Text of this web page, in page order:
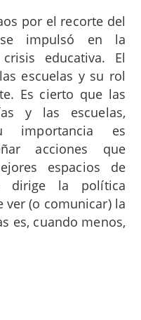
por el recorte del
impulsó en la
educativa. El
escuelas y su rol
Es cierto que las
y las escuelas,
importancia es
acciones que
espacios de
dirige la política
ver (o comunicar) la
es, cuando menos,